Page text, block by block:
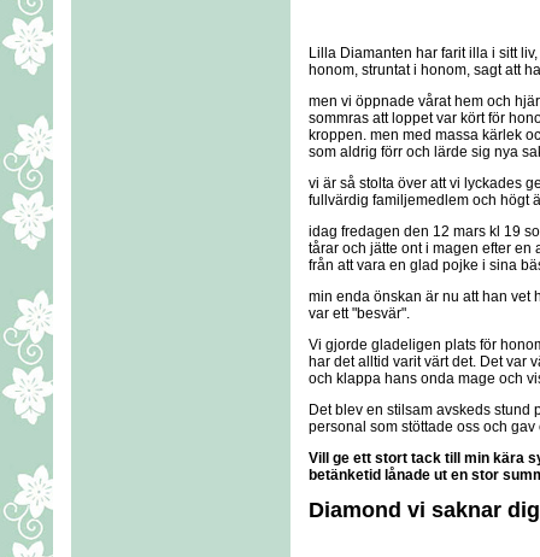
Lilla Diamanten har farit illa i sitt
honom, struntat i honom, sagt att
men vi öppnade vårat hem och
sommras att loppet var kört för
kroppen. men med massa kärlek
som aldrig förr och lärde sig nya
vi är så stolta över att vi lyckades
fullvärdig familjemedlem och högt
idag fredagen den 12 mars kl 19
tårar och jätte ont i magen efter en
från att vara en glad pojke i sina
min enda önskan är nu att han vet
var ett "besvär".
Vi gjorde gladeligen plats för
har det alltid varit värt det. Det var
och klappa hans onda mage och
Det blev en stilsam avskeds stund
personal som stöttade oss och gav
Vill ge ett stort tack till min kära
betänketid lånade ut en stor
Diamond vi saknar